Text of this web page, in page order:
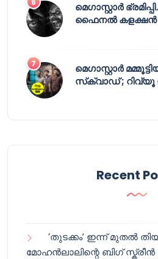
മെഗാസ്റ്റാർ
ഫൈനൽ കളക്ഷൻ
മെഗാസ്റ്റാർ
സ്‌ക്വാഡ് ; റിവ്യൂ
Recent
‘തുടക്കം’ ഇന്ന് മുതൽ
മോഹൻലാലിന്റെ ബിഗ് സ്ക്രീൻ